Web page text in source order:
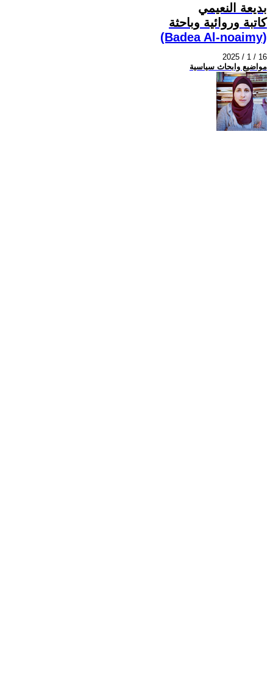
بديعة النعيمي
كاتبة وروائية وباحثة
(Badea Al-noaimy)
2025 / 1 / 16
مواضيع وابحاث سياسية